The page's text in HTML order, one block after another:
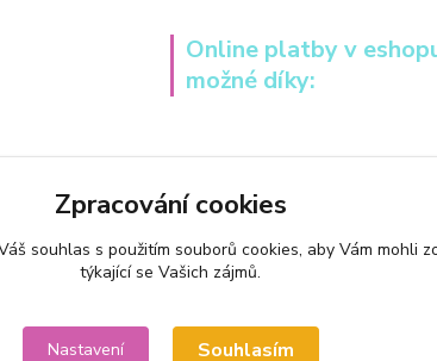
Online platby v
možné díky:
Zpracování cookies
souhlas s použitím souborů cookies, aby Vám mohli
týkající se Vašich zájmů.
Nastavení Souhlasím